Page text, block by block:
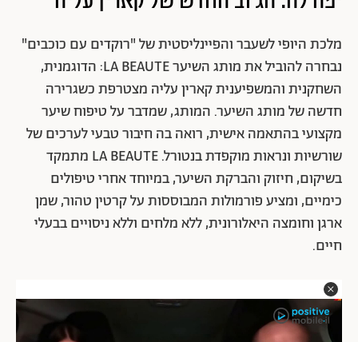
מלכת היופי לשעבר והפיינליסטית של "רוקדים עם כוכבים"
נבחרה להוביל את מותג השיער LA BEAUTE: הדוגמנית,
השחקנית והמשפיענית קארין עליה מצטרפת כשגרירה
חדשה של מותג השיער. המותג, שמדבר על טיפוח שיער
מקצועי בהתאמה אישית, רואה בה חיבור טבעי לערכים של
שורשיות ונראות מוקפדת בנטורל. LA BEAUTE מתמקד
בשיקום, חיזוק והברקת השיער, במיוחד אחרי טיפולים
כימיים, ומציע פורמולות המבוססות על קרטין טהור, שמן
ארגן וחומצה היאלורונית, ללא מלחים וללא ניסויים בבעלי
חיים.